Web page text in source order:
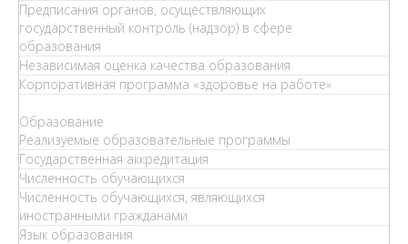
Предписания органов, осуществляющих
государственный контроль (надзор) в сфере
образования
Независимая оценка качества образования
Корпоративная программа «здоровье на работе»
Образование
Реализуемые образовательные программы
Государственная аккредитация
Численность обучающихся
Численность обучающихся, являющихся
иностранными гражданами
Язык образования